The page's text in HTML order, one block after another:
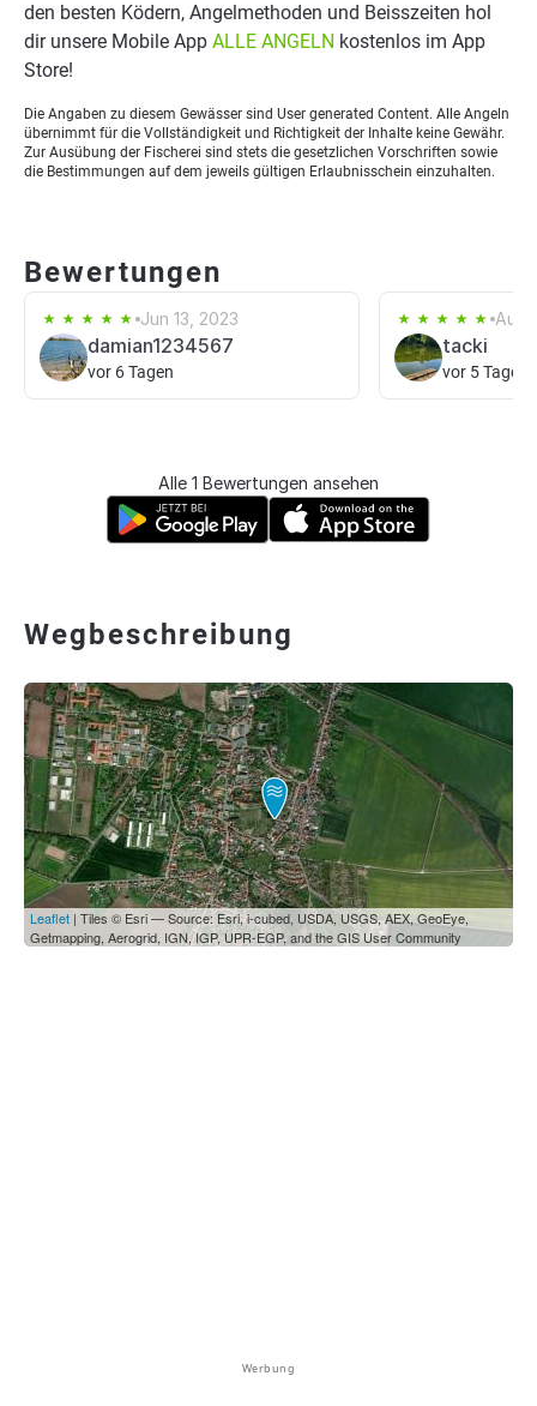
den besten Ködern, Angelmethoden und Beisszeiten hol
dir unsere Mobile App ALLE ANGELN kostenlos im App
Store!
Die Angaben zu diesem Gewässer sind User generated Content. Alle Angeln
übernimmt für die Vollständigkeit und Richtigkeit der Inhalte keine Gewähr.
Zur Ausübung der Fischerei sind stets die gesetzlichen Vorschriften sowie
die Bestimmungen auf dem jeweils gültigen Erlaubnisschein einzuhalten.
Bewertungen
Jun 13, 2023
damian1234567
vor 6 Tagen
Aug
tacki
vor 5 Tagen
Alle 1 Bewertungen ansehen
Wegbeschreibung
Leaflet | Tiles © Esri — Source: Esri, i-cubed, USDA, USGS, AEX, GeoEye,
Getmapping, Aerogrid, IGN, IGP, UPR-EGP, and the GIS User Community
Werbung